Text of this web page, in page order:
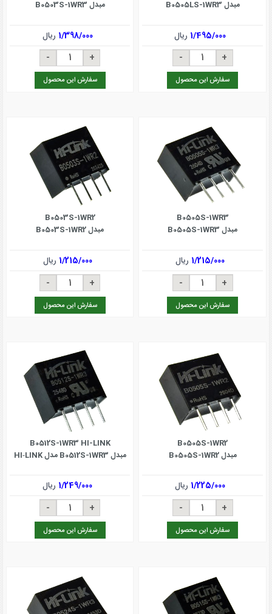
مبدل B0505LS-1WR3
1/495/000 ریال
سفارش این محصول
مبدل B0503S-1WR3
1/398/000 ریال
سفارش این محصول
B0505S-1WR3
مبدل B0505S-1WR3
1/215/000 ریال
سفارش این محصول
B0503S-1WR2
مبدل B0503S-1WR2
1/215/000 ریال
سفارش این محصول
B0505S-1WR2
مبدل B0505S-1WR2
1/225/000 ریال
سفارش این محصول
B0512S-1WR3 HI-LINK
مبدل B0512S-1WR3 مدل HI‑LINK
1/249/000 ریال
سفارش این محصول